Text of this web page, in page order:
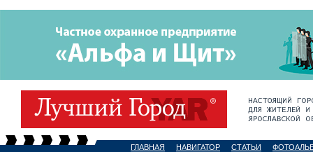
ГЛАВНАЯ НАВИГАТОР СТАТЬИ